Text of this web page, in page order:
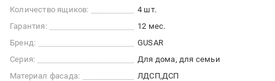
Количество ящиков:
4 шт.
Гарантия:
12 мес.
Бренд:
GUSAR
Серия:
Для дома, для семьи
Материал фасада:
ЛДСП ДСП